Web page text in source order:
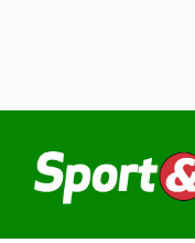
contenuto